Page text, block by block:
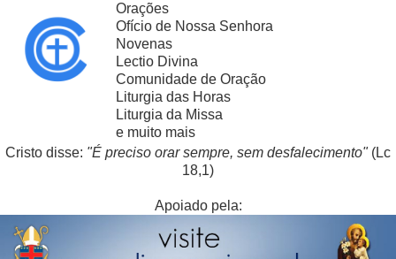
Orações
Ofício de Nossa Senhora
Novenas
Lectio Divina
Comunidade de Oração
Liturgia das Horas
Liturgia da Missa
e muito mais
Cristo disse: "É preciso orar sempre, sem desfalecimento" (Lc
18,1)
Apoiado pela: